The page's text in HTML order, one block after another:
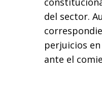
del sector.
perjuicios
ante el